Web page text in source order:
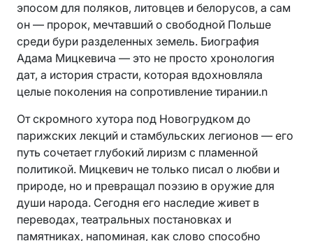
эпосом для поляков, литовцев и белорусов, а сам
он — пророк, мечтавший о свободной Польше
среди бури разделенных земель. Биография
Адама Мицкевича — это не просто хронология
дат, а история страсти, которая вдохновляла
целые поколения на сопротивление тирании.n
От скромного хутора под Новогрудком до
парижских лекций и стамбульских легионов — его
путь сочетает глубокий лиризм с пламенной
политикой. Мицкевич не только писал о любви и
природе, но и превращал поэзию в оружие для
души народа. Сегодня его наследие живет в
переводах, театральных постановках и
памятниках, напоминая, как слово способно